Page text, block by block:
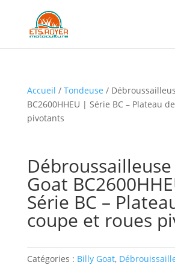
Accueil / Tondeuse /
BC2600HHEU | Série BC – Plateau
pivotants
Goat
Série BC –
coupe et roues
Catégories : Billy Goat,